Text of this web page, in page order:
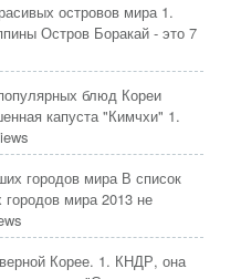
островов мира 1.
Остров Боракай - это 7
блюд Кореи
капуста "Кимчхи" 1.
городов мира В список
мира 2013 не
Корее. 1. КНДР, она